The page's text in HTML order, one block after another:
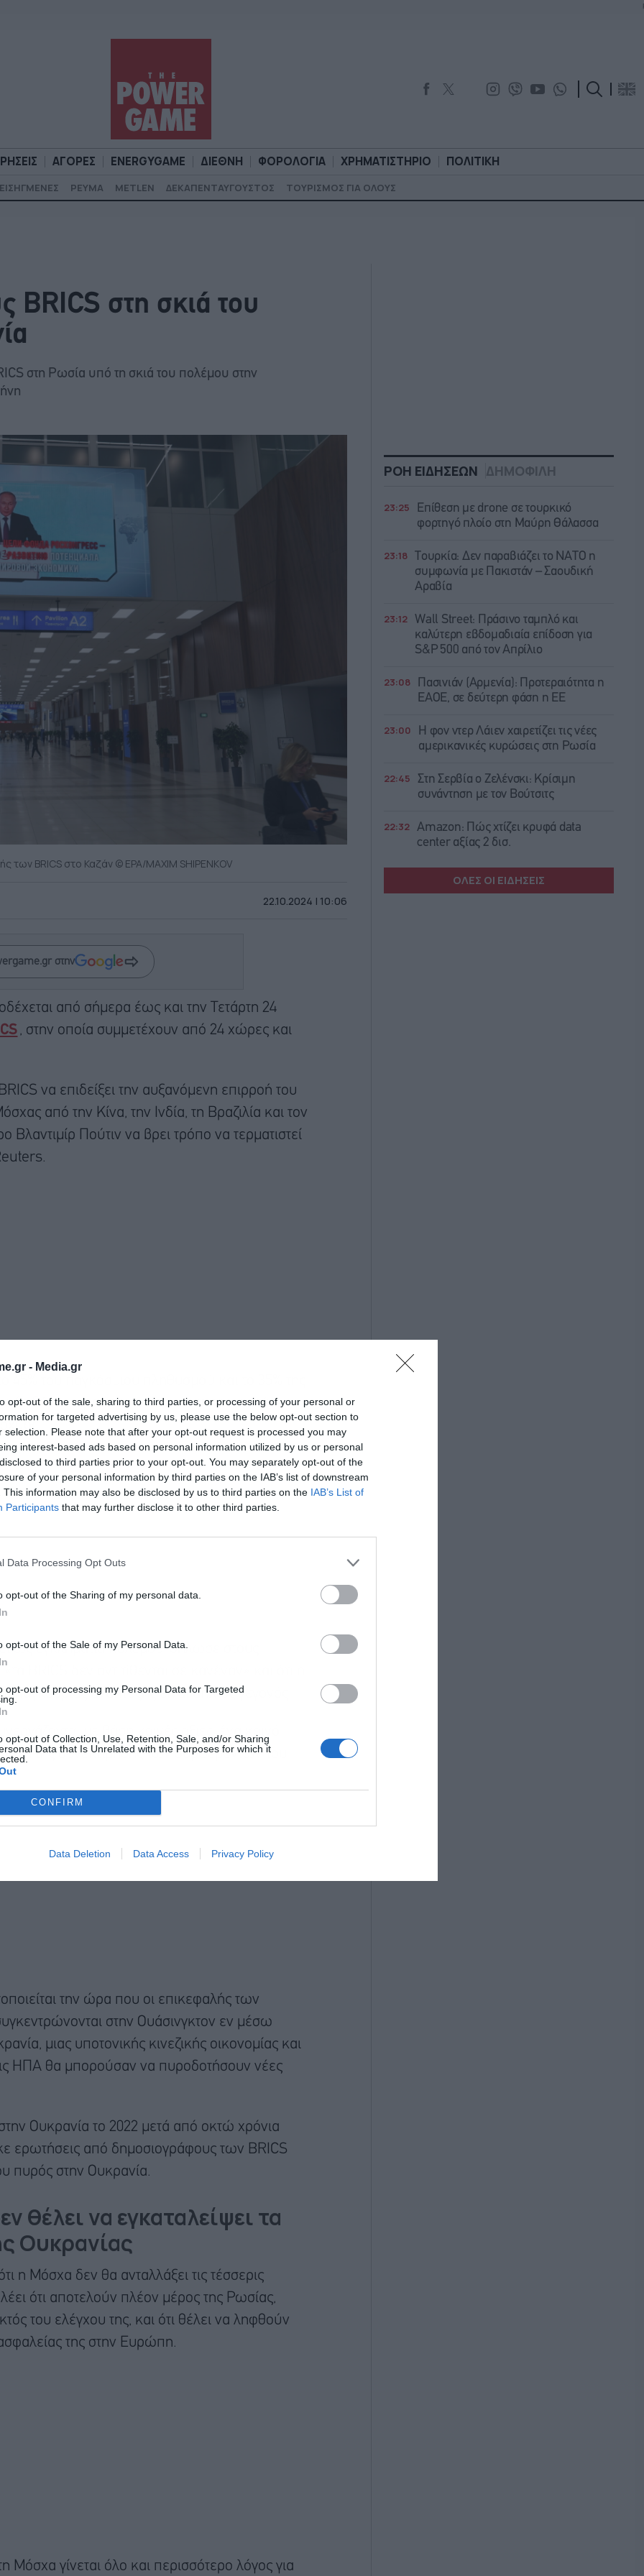
- Media.gr
opt-out of the sale, sharing to third parties, or processing of your personal or
for targeted advertising by us, please use the below opt-out section to
selection. Please note that after your opt-out request is processed you may
interest-based ads based on personal information utilized by us or personal
to third parties prior to your opt-out. You may separately opt-out of the
of your personal information by third parties on the IAB’s list of downstream
This information may also be disclosed by us to third parties on the IAB’s List of
Participants that may further disclose it to other third parties.
Data Processing Opt Outs
opt-out of the Sharing of my personal data.
opt-out of the Sale of my Personal Data.
opt-out of processing my Personal Data for Targeted
opt-out of Collection, Use, Retention, Sale, and/or Sharing
Data that Is Unrelated with the Purposes for which it
CONFIRM
Data Deletion Data Access Privacy Policy
ΑΓΟΡΕΣ ENERGYGAME ΔΙΕΘΝΗ ΦΟΡΟΛΟΓΙΑ ΧΡΗΜΑΤΙΣΤΗΡΙΟ ΠΟΛΙΤΙΚΗ
ΕΙΣΗΓΜΕΝΕΣ ΡΕΥΜΑ METLEN ΔΕΚΑΠΕΝΤΑΥΓΟΥΣΤΟΣ ΤΟΥΡΙΣΜΟΣ ΓΙΑ ΟΛΟΥΣ
BRICS στη σκιά του
στη Ρωσία υπό τη σκιά του πολέμου στην
BRICS στο Καζάν © EPA/MAXIM SHIPENKOV
22.10.2024 | 10:06
στην
από σήμερα έως και την Τετάρτη 24
, στην οποία συμμετέχουν από 24 χώρες και
να επιδείξει την αυξανόμενη επιρροή του
από την Κίνα, την Ινδία, τη Βραζιλία και τον
Πούτιν να βρει τρόπο να τερματιστεί
του παγκόσμιου πληθυσμού και το 35% της
δύναμης, αν και η Κίνα αντιπροσωπεύει
ως εγκληματία πολέμου, δήλωσε στους
BRICS δεν αντιτίθενται σε κανέναν» και ότι η
παγκόσμιας ανάπτυξης είναι απλώς γεγονός.
με βάση κοινές αξίες, ένα κοινό
της συνεκτίμησης των συμφερόντων του
την ώρα που οι επικεφαλής των
στην Ουάσινγκτον εν μέσω
μιας υποτονικής κινεζικής οικονομίας και
ΗΠΑ θα μπορούσαν να πυροδοτήσουν νέες
Ουκρανία το 2022 μετά από οκτώ χρόνια
ερωτήσεις από δημοσιογράφους των BRICS
πυρός στην Ουκρανία.
θέλει να εγκαταλείψει τα
Ουκρανίας
η Μόσχα δεν θα ανταλλάξει τις τέσσερις
ότι αποτελούν πλέον μέρος της Ρωσίας,
του ελέγχου της, και ότι θέλει να ληφθούν
της στην Ευρώπη.
γίνεται όλο και περισσότερο λόγος για
ΡΟΗ ΕΙΔΗΣΕΩΝ ΔΗΜΟΦΙΛΗ
23:25
Επίθεση με drone σε τουρκικό
φορτηγό πλοίο στη Μαύρη Θάλασσα
23:18
Τουρκία: Δεν παραβιάζει το ΝΑΤΟ η
συμφωνία με Πακιστάν – Σαουδική
Αραβία
23:12
Wall Street: Πράσινο ταμπλό και
καλύτερη εβδομαδιαία επίδοση για
S&P 500 από τον Απρίλιο
23:08
Πασινιάν (Αρμενία): Προτεραιότητα η
ΕΑΟΕ, σε δεύτερη φάση η ΕΕ
23:00
Η φον ντερ Λάιεν χαιρετίζει τις νέες
αμερικανικές κυρώσεις στη Ρωσία
22:45
Στη Σερβία ο Ζελένσκι: Κρίσιμη
συνάντηση με τον Βούτσιτς
22:32 Amazon: Πώς χτίζει κρυφά data
center αξίας 2 δισ.
ΟΛΕΣ ΟΙ ΕΙΔΗΣΕΙΣ
Εγγραφή στο
Αποδέχομαι τους